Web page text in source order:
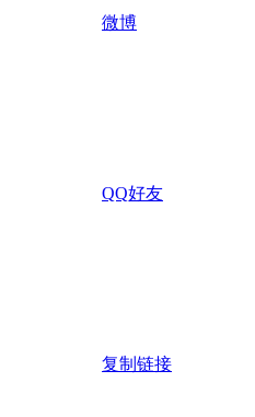
微博
QQ好友
复制链接